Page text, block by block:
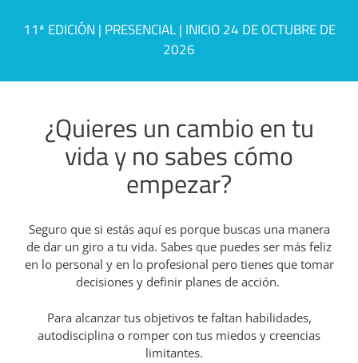
11ª EDICIÓN | PRESENCIAL | INICIO 24 DE OCTUBRE DE
2026
¿Quieres un cambio en tu
vida y no sabes cómo
empezar?
Seguro que si estás aquí es porque buscas una manera
de dar un giro a tu vida. Sabes que puedes ser más feliz
en lo personal y en lo profesional pero tienes que tomar
decisiones y definir planes de acción.
Para alcanzar tus objetivos te faltan habilidades,
autodisciplina o romper con tus miedos y creencias
limitantes.